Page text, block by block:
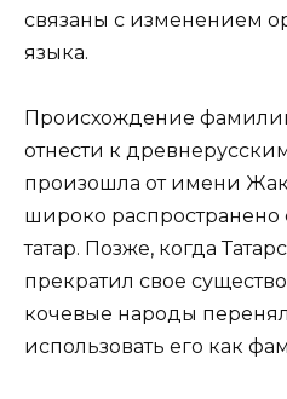
связаны с изменением
языка.
Происхождение
отнести к
произошла от имени
широко
татар. Позже, когда
прекратил свое
кочевые народы
использовать его как